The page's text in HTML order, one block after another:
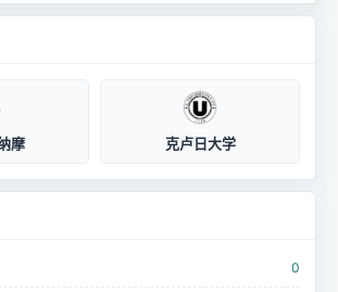
摩 克卢日大学
0